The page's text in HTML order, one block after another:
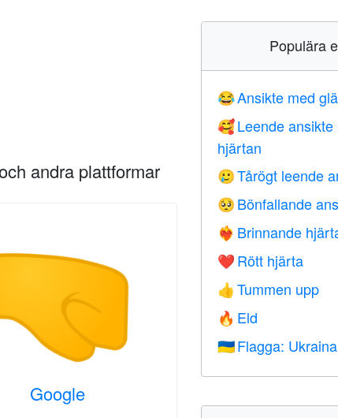
andra plattformar
Google
Populära
😂Ansikte med
🥰 Leende
hjärtan
🥲 Tårögt leende
🥺 Bönfallande
❤️‍🔥 Brinnande
❤️ Rött hjärta
👍 Tummen upp
🔥 Eld
🇺🇦 Flagga: Ukraina